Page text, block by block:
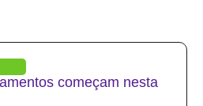
começam nesta